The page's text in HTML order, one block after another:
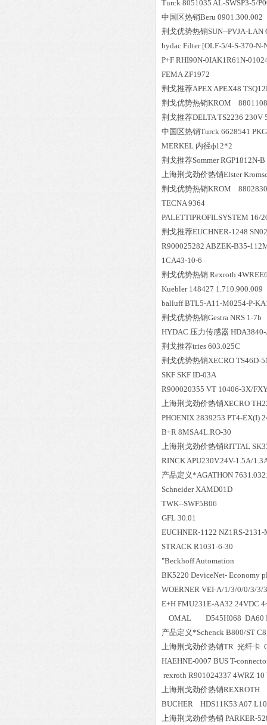
Turck 8051035 AL-SWSP3-5/
中国区热销Beru 0901.300.002
荆戈优势热销SUN--PVJA-LAN
hydac Filter [OLF-5/4-S-370-
P+F RHI90N-0IAK1R61N-
FEMA ZF1972
荆戈推荐APEX APEX48
荆戈优势热销KROM
荆戈推荐DELTA TS2236 230V
中国区热销Turck 6628541
MERKEL 内径ф12*2
荆戈推荐Sommer RGP1812N-B
上海荆戈劲价热销Elster
荆戈优势热销KROM
TECNA 9364
PALETTIPROFILSYSTEM 16/
荆戈推荐EUCHNER-1248
R900025282 ABZEK-B35-
1CA43-10-6
荆戈优势热销 Rexroth
Kuebler 148427 1.710.900.009
balluff BTL5-A11-M0254-P-
荆戈优势热销Gestra NRS 1-7b
HYDAC 压力传感器
荆戈推荐tries 603.025C
荆戈优势热销XECRO TS46D-
SKF SKF ID-03A
R900020355 VT 10406-3X/
上海荆戈劲价热销XECRO
PHOENIX 2839253 PT4-EX(I)
B+R 8MSA4L.RO-30
上海荆戈劲价热销RITTAL
RINCK APU230V.24V-1.5A/
产品定义*AGATHON
Schneider XAMD01D
TWK--SWF5B06
GFL 30.01
EUCHNER-1122 NZ1RS-2131-
STRACK R1031-6-30
"Beckhoff Automation
BK5220 DeviceNet- Economy
WOERNER VEI-A/1/3/0/0/3/3/
E+H FMU231E-AA32 24VDC
OMAL D545H068 DA60
产品定义*Schenck B800/ST
上海荆戈劲价热销TR 光纤卡
HAEHNE-0007 BUS T-
rexroth R901024337 4WRZ
上海荆戈劲价热销
BUCHER HDS11K53 A07
上海荆戈劲价热销 PARKER-